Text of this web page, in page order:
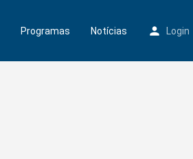
Programas Notícias Login